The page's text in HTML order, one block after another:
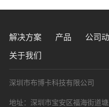
解决方案 产品 公司
关于我们
深圳市布博卡科技有限公司
地址：深圳市宝安区福海街道